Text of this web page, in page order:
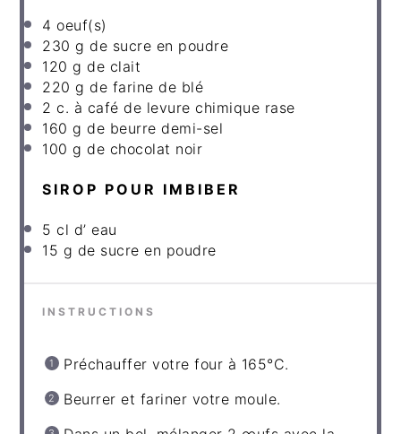
4 oeuf(s)
230 g de sucre en poudre
120 g de clait
220 g de farine de blé
2 c. à café de levure chimique rase
160 g de beurre demi-sel
100 g de chocolat noir
SIROP POUR IMBIBER
5 cl d’ eau
15 g de sucre en poudre
INSTRUCTIONS
Préchauffer votre four à 165°C.
Beurrer et fariner votre moule.